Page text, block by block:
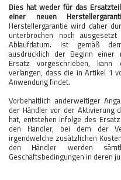
Dies hat weder für das
einer neuen
Herstellergarantie wird daher
unterbrochen noch
Ablaufdatum. Ist gemäß
ausdrücklich der Beginn einer
Ersatz vorgeschrieben, kann
verlangen, dass die in Artikel 1
Anwendung findet.
Vorbehaltlich anderweitiger
der Händler vor der Aktivierung
hat, entstehen infolge des
den Händler, bei dem der
irgendwelche zusätzlichen
den Händler werden
Geschäftsbedingungen in deren